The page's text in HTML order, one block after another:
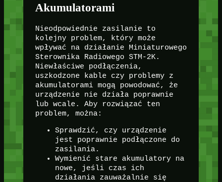
Akumulatorami
Nieodpowiednie zasilanie to
kolejny problem, który może
wpływać na działanie Miniaturowego
Sterownika Radiowego STM-2K.
Niewłaściwe podłączenia,
uszkodzone kable czy problemy z
akumulatorami mogą powodować, że
urządzenie nie działa poprawnie
lub wcale. Aby rozwiązać ten
problem, można:
Sprawdzić, czy urządzenie
jest poprawnie podłączone do
zasilania.
Wymienić stare akumulatory na
nowe, jeśli czas ich
działania zauważalnie się